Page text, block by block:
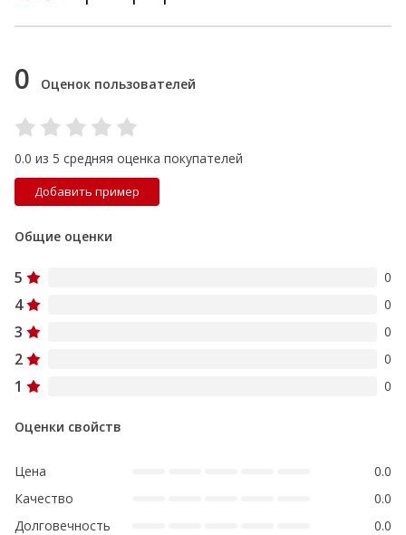
0 Оценок пользователей
0.0 из 5 средняя оценка покупателей
Добавить пример
Общие оценки
5 0
4 0
3 0
2 0
1 0
Оценки свойств
Цена
0.0
Качество
0.0
Долговечность
0.0